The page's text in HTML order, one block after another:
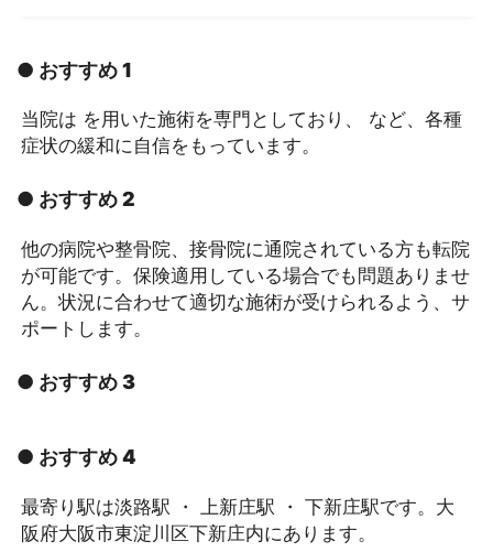
● おすすめ 1
当院は を用いた施術を専門としており、 など、各種
症状の緩和に自信をもっています。
● おすすめ 2
他の病院や整骨院、接骨院に通院されている方も転院
が可能です。保険適用している場合でも問題ありませ
ん。状況に合わせて適切な施術が受けられるよう、サ
ポートします。
● おすすめ 3
● おすすめ 4
最寄り駅は淡路駅 ・ 上新庄駅 ・ 下新庄駅です。大
阪府大阪市東淀川区下新庄内にあります。